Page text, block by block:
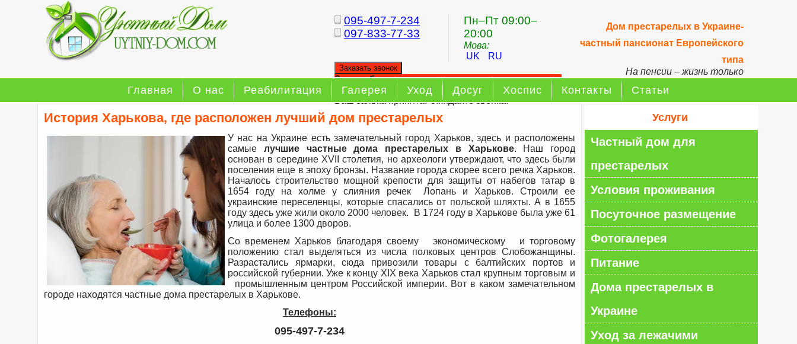
Дом престарелых в Украине-
частный пансионат Европейского
типа
На пенсии – жизнь только
095-497-7-234
097-833-77-33
Пн–Пт 09:00–
20:00
Мова:
UK
RU
Заказать звонок
Заказ обратного звонка
Ваш заявка принята. Ожидайте звонка.
Главная О нас Реабилитация Галерея Уход Досуг Хоспис Контакты Статьи
История Харькова, где расположен лучший дом престарелых
У нас на Украине есть замечательный город Харьков, здесь и расположены
самые лучшие частные дома престарелых в Харькове. Наш город
основан в середине XVII столетия, но археологи утверждают, что здесь были
поселения еще в эпоху бронзы. Название города скорее всего речка Харьков.
Началось строительство мощной крепости для защиты от набегов татар в
1654 году на холме у слияния речек Лопань и Харьков. Строили ее
украинские переселенцы, которые спасались от польской шляхты. А в 1655
году здесь уже жили около 2000 человек. В 1724 году в Харькове была уже 61
улица и более 1300 дворов.
Со временем Харьков благодаря своему экономическому и торговому
положению стал выделяться из числа полковых центров Слобожанщины.
Разрастались ярмарки, сюда привозили товары с балтийских портов и
российской губернии. Уже к концу XIX века Харьков стал крупным торговым и
промышленным центром Российской империи. Вот в каком замечательном
городе находятся частные дома престарелых в Харькове.
Телефоны:
095-497-7-234
Услуги
Частный дом для
престарелых
Условия проживания
Посуточное размещение
Фотогалерея
Питание
Дома престарелых в
Украине
Уход за лежачими